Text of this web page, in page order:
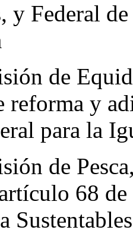
y Federal
de
reforma y
para la
de
68
Sustentables